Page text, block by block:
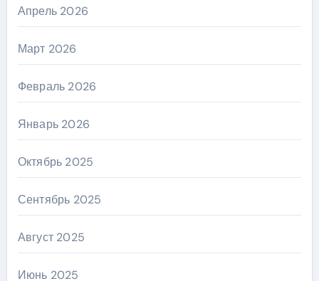
Апрель 2026
Март 2026
Февраль 2026
Январь 2026
Октябрь 2025
Сентябрь 2025
Август 2025
Июнь 2025